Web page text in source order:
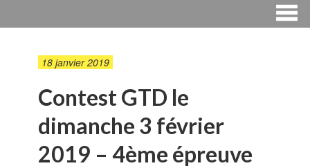
18 janvier 2019
Contest GTD le
dimanche 3 février
2019 – 4ème épreuve